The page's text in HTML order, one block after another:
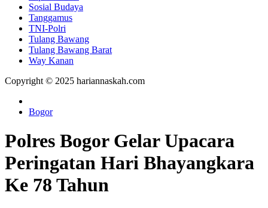
Sosial Budaya
Tanggamus
TNI-Polri
Tulang Bawang
Tulang Bawang Barat
Way Kanan
Copyright © 2025 hariannaskah.com
Bogor
Polres Bogor Gelar Upacara
Peringatan Hari Bhayangkara
Ke 78 Tahun